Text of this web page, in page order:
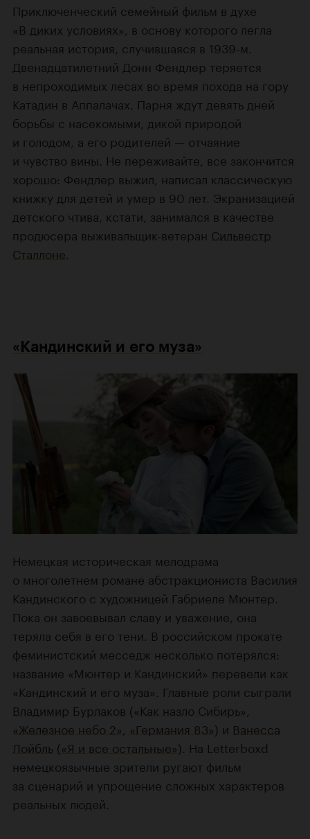
Приключенческий семейный фильм в духе
«В диких условиях», в основу которого легла
реальная история, случившаяся в 1939-м.
Двенадцатилетний Донн Фендлер теряется
в непроходимых лесах во время похода на гору
Катадин в Аппалачах. Парня ждут девять дней
борьбы с насекомыми, дикой природой
и голодом, а его родителей — отчаяние
и чувство вины. Не переживайте, все закончится
хорошо: Фендлер выжил, написал классическую
книжку для детей и умер в 90 лет. Экранизацией
детского чтива, кстати, занимался в качестве
продюсера выживальщик-ветеран Сильвестр
Сталлоне.
«Кандинский и его муза»
Немецкая историческая мелодрама
о многолетнем романе абстракциониста Василия
Кандинского с художницей Габриеле Мюнтер.
Пока он завоевывал славу и уважение, она
теряла себя в его тени. В российском прокате
феминистский месседж несколько потерялся:
название «Мюнтер и Кандинский» перевели как
«Кандинский и его муза». Главные роли сыграли
Владимир Бурлаков («Как назло Сибирь»
«Железное небо 2» «Германия 83») и Ванесса
Лойбль («Я и все остальные»). На Letterboxd
немецкоязычные зрители ругают фильм
за сценарий и упрощение сложных характеров
реальных людей.